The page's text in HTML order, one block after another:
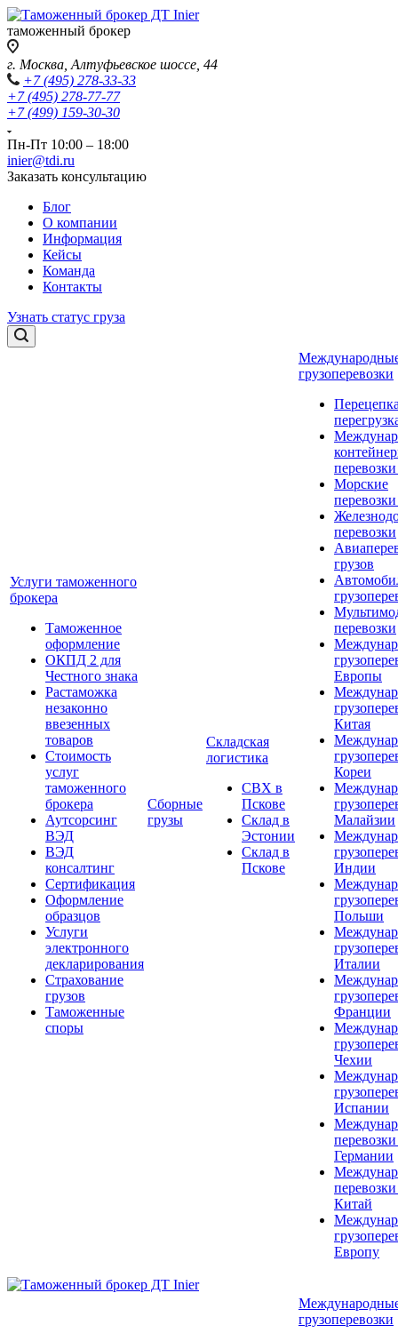
таможенный брокер
г. Москва, Алтуфьевское шоссе, 44
+7 (495) 278-33-33
+7 (495) 278-77-77
+7 (499) 159-30-30
Пн-Пт 10:00 – 18:00
inier@tdi.ru
Заказать консультацию
Блог
О компании
Информация
Кейсы
Команда
Контакты
Узнать статус груза
Услуги таможенного
брокера
Таможенное
оформление
ОКПД 2 для
Честного знака
Растаможка
незаконно
ввезенных
товаров
Стоимость
услуг
таможенного
брокера
Аутсорсинг
ВЭД
ВЭД
консалтинг
Сертификация
Оформление
образцов
Услуги
электронного
декларирования
Страхование
грузов
Таможенные
споры
Сборные
грузы
Складская
логистика
СВХ в
Пскове
Склад в
Эстонии
Склад в
Пскове
грузоперевозки
Морские
перевозки
грузов
перевозки
Европы
Китая
Кореи
Малайзии
Индии
Польши
Италии
Франции
Чехии
Испании
Германии
Китай
Европу
грузоперевозки